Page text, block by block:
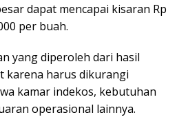
dapat mencapai kisaran Rp
per buah.
yang diperoleh dari hasil
karena harus dikurangi
kamar indekos, kebutuhan
operasional lainnya.